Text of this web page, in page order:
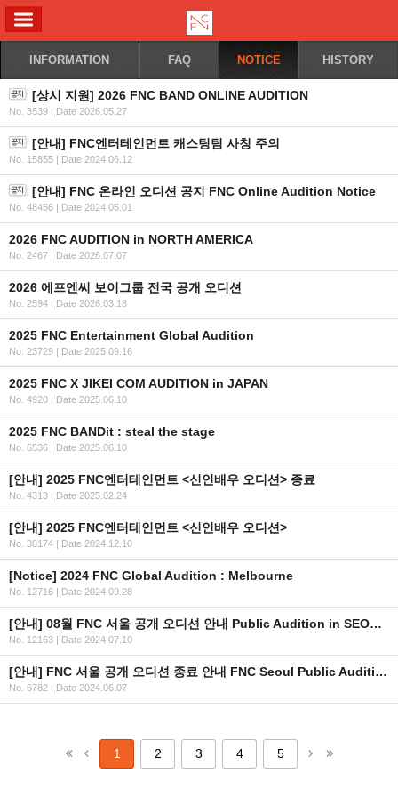
INFORMATION FAQ NOTICE HISTORY
[상시 지원] 2026 FNC BAND ONLINE AUDITION
No. 3539 | Date 2026.05.27
[안내] FNC엔터테인먼트 캐스팅팀 사칭 주의
No. 15855 | Date 2024.06.12
[안내] FNC 온라인 오디션 공지 FNC Online Audition Notice
No. 48456 | Date 2024.05.01
2026 FNC AUDITION in NORTH AMERICA
No. 2467 | Date 2026.07.07
2026 에프엔씨 보이그룹 전국 공개 오디션
No. 2594 | Date 2026.03.18
2025 FNC Entertainment Global Audition
No. 23729 | Date 2025.09.16
2025 FNC X JIKEI COM AUDITION in JAPAN
No. 4920 | Date 2025.06.10
2025 FNC BANDit : steal the stage
No. 6536 | Date 2025.06.10
[안내] 2025 FNC엔터테인먼트 <신인배우 오디션> 종료
No. 4313 | Date 2025.02.24
[안내] 2025 FNC엔터테인먼트 <신인배우 오디션>
No. 38174 | Date 2024.12.10
[Notice] 2024 FNC Global Audition : Melbourne
No. 12716 | Date 2024.09.28
[안내] 08월 FNC 서울 공개 오디션 안내 Public Audition in SEOUL ⠀
No. 12163 | Date 2024.07.10
[안내] FNC 서울 공개 오디션 종료 안내 FNC Seoul Public Auditions Closure
No. 6782 | Date 2024.06.07
1 2 3 4 5